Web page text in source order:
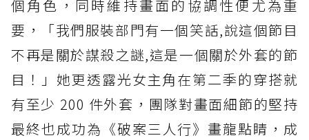
個角色，同時維持畫面的協調性便尤為重
要，「我們服裝部門有一個笑話,說這個節目
不再是關於謀殺之謎,這是一個關於外套的節
目！」她更透露光女主角在第二季的穿搭就
有至少 200 件外套，團隊對畫面細節的堅持
最終也成功為《破案三人行》畫龍點睛，成